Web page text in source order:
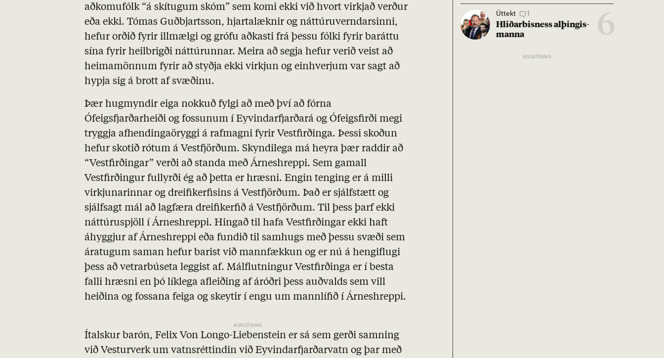
aðkomufólk “á skítugum skóm” sem komi ekki við hvort virkjað verður
eða ekki. Tómas Guðbjartsson, hjartalæknir og náttúruverndarsinni,
hefur orðið fyrir illmælgi og grófu aðkasti frá þessu fólki fyrir baráttu
sína fyrir heilbrigði náttúrunnar. Meira að segja hefur verið veist að
heimamönnum fyrir að styðja ekki virkjun og einhverjum var sagt að
hypja sig á brott af svæðinu.
Þær hugmyndir eiga nokkuð fylgi að með því að fórna
Ófeigsfjarðarheiði og fossunum í Eyvindarfjarðará og Ófeigsfirði megi
tryggja afhendingaöryggi á rafmagni fyrir Vestfirðinga. Þessi skoðun
hefur skotið rótum á Vestfjörðum. Skyndilega má heyra þær raddir að
“Vestfirðingar” verði að standa með Árneshreppi. Sem gamall
Vestfirðingur fullyrði ég að þetta er hræsni. Engin tenging er á milli
virkjunarinnar og dreifikerfisins á Vestfjörðum. Það er sjálfstætt og
sjálfsagt mál að lagfæra dreifikerfið á Vestfjörðum. Til þess þarf ekki
náttúruspjöll í Árneshreppi. Hingað til hafa Vestfirðingar ekki haft
áhyggjur af Árneshreppi eða fundið til samhugs með þessu svæði sem
áratugum saman hefur barist við mannfækkun og er nú á hengiflugi
þess að vetrarbúseta leggist af. Málflutningur Vestfirðinga er í besta
falli hræsni en þó líklega afleiðing af áróðri þess auðvalds sem vill
heiðina og fossana feiga og skeytir í engu um mannlífið í Árneshreppi.
Ítalskur barón, Felix Von Longo-Liebenstein er sá sem gerði samning
við Vesturverk um vatnsréttindin við Eyvindarfjarðarvatn og þar með
6
Úttekt 1
Hlið­ar­bis­ness al­þing­is­
manna